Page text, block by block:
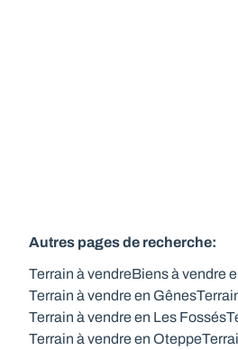
Autres pages de recherche:
Terrain à vendreBiens à vendre
Terrain à vendre en Gênes
Terrain à vendre en Les Fossés
Terrain à vendre en Oteppe